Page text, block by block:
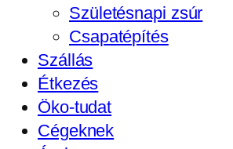
Születésnapi zsúr
Csapatépítés
Szállás
Étkezés
Öko-tudat
Cégeknek